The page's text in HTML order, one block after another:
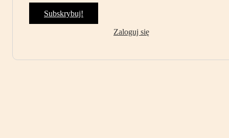
Subskrybuj!
Zaloguj się